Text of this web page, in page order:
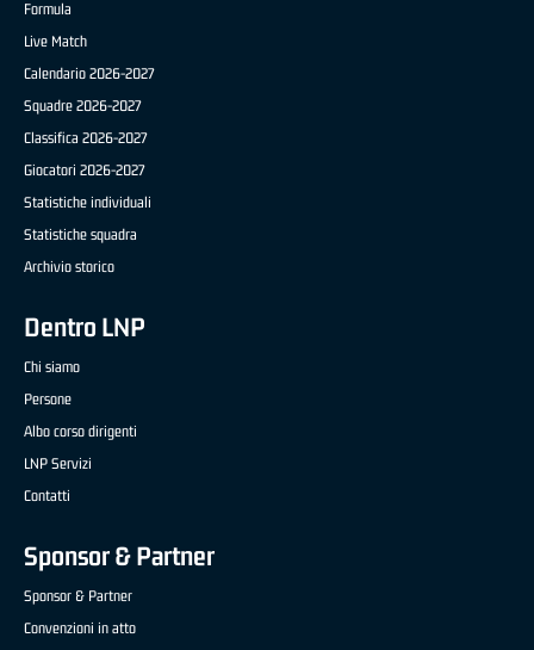
Formula
Live Match
Calendario 2026-2027
Squadre 2026-2027
Classifica 2026-2027
Giocatori 2026-2027
Statistiche individuali
Statistiche squadra
Archivio storico
Dentro LNP
Chi siamo
Persone
Albo corso dirigenti
LNP Servizi
Contatti
Sponsor & Partner
Sponsor & Partner
Convenzioni in atto